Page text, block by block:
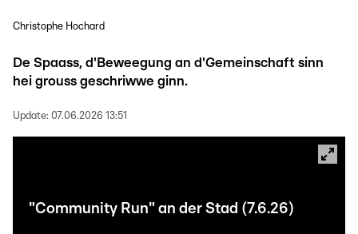
Christophe Hochard
De Spaass, d'Beweegung an d'Gemeinschaft sinn
hei grouss geschriwwe ginn.
Update: 07.06.2026 13:51
"Community Run" an der Stad (7.6.26)